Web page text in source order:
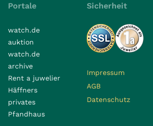
Portale
watch.de
auktion
watch.de
archive
Rent a juwelier
Häffners
privates
Pfandhaus
Sicherheit
Impressum
AGB
Datenschutz